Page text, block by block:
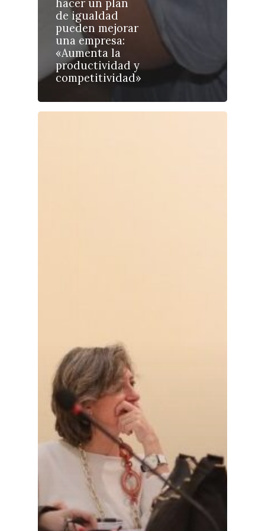
hacer un plan
de igualdad
pueden mejorar
una empresa:
«Aumenta la
productividad y
competitividad»
Sucesos
Medio Ambiente
Planeta Rural
Política